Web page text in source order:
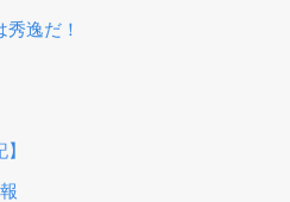
逸だ！